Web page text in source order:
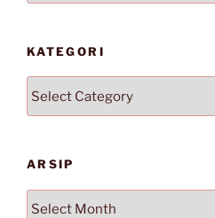
KATEGORI
ARSIP
Arsip